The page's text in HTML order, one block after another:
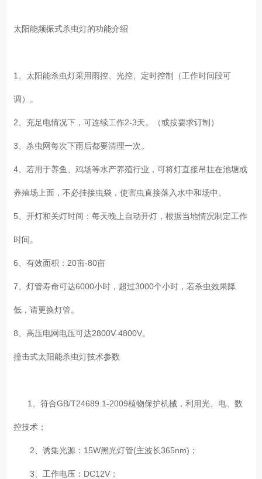
太阳能频振式杀虫灯的功能介绍
1、太阳能杀虫灯采用雨控、光控、定时控制（工作时间段可
调）。
2、充足电情况下，可连续工作2-3天。（或按要求订制）
3、杀虫网每次下雨后都要清理一次。
4、若用于养鱼、鸡场等水产养殖行业，可将灯直接吊挂在池塘或
养殖场上面，不必挂接虫袋，使害虫直接落入水中和场中。
5、开灯和关灯时间：每天晚上自动开灯，根据当地情况制定工作
时间。
6、有效面积：20亩-80亩
7、灯管寿命可达6000小时，超过3000个小时，若杀虫效果降
低，请更换灯管。
8、高压电网电压可达2800V-4800V。
撞击式太阳能杀虫灯技术参数
1、符合GB/T24689.1-2009植物保护机械，利用光、电、数
控技术；
2、诱集光源：15W黑光灯管(主波长365nm)；
3、工作电压：DC12V；